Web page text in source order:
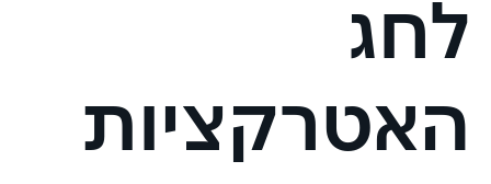
לחג
האטרקציות